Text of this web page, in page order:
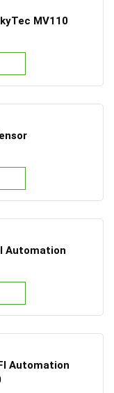
MV110
Automation
Automation